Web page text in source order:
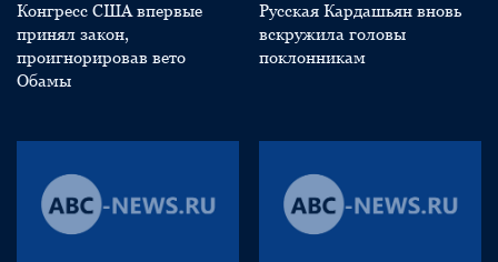
Конгресс США впервые
принял закон,
проигнорировав вето
Обамы
Русская Кардашьян вновь
вскружила головы
поклонникам